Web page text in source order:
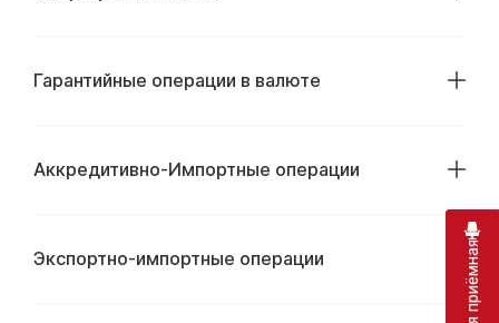
Гарантийные операции в валюте
Аккредитивно-Импортные операции
Экспортно-импортные операции